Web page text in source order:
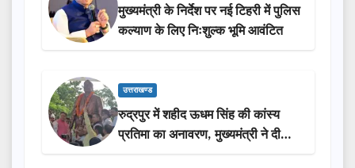
मुख्यमंत्री के निर्देश पर नई टिहरी में पुलिस
कल्याण के लिए निःशुल्क भूमि आवंटित
उत्तराखण्ड
रुद्रपुर में शहीद ऊधम सिंह की कांस्य
प्रतिमा का अनावरण, मुख्यमंत्री ने दी
₹3.85 करोड़ की विकास परियोजनाओं